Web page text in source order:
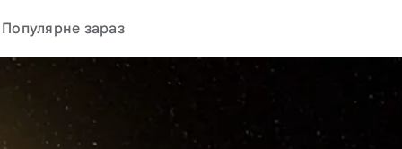
Популярне зараз